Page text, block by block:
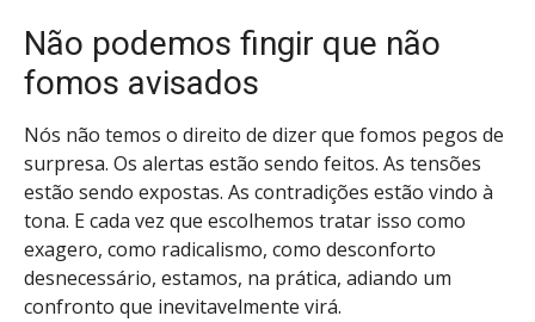
Não podemos fingir que não
fomos avisados
Nós não temos o direito de dizer que fomos pegos de
surpresa. Os alertas estão sendo feitos. As tensões
estão sendo expostas. As contradições estão vindo à
tona. E cada vez que escolhemos tratar isso como
exagero, como radicalismo, como desconforto
desnecessário, estamos, na prática, adiando um
confronto que inevitavelmente virá.